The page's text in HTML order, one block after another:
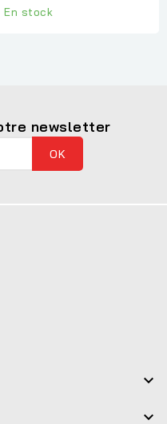
En stock
newsletter

